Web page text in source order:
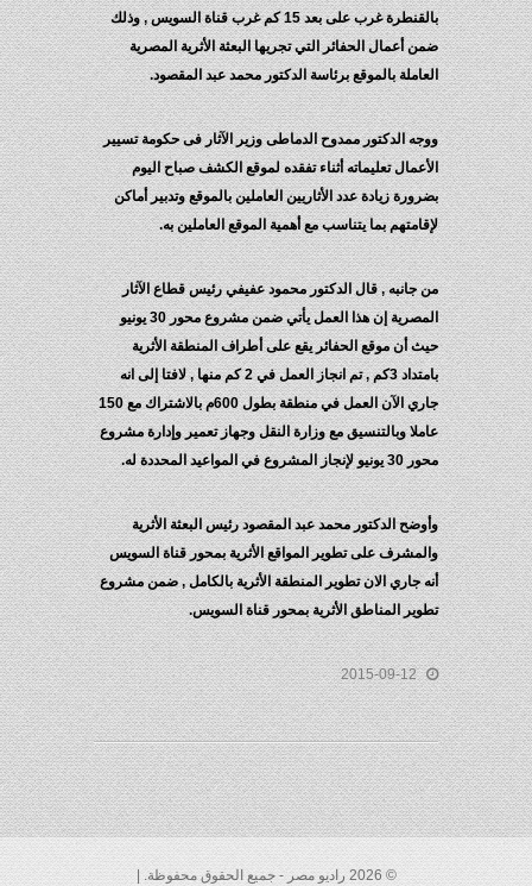
بالقنطرة غرب على بعد 15 كم غرب قناة السويس , وذلك
ضمن أعمال الحفائر التي تجريها البعثة الأثرية المصرية
العاملة بالموقع برئاسة الدكتور محمد عبد المقصود.
ووجه الدكتور ممدوح الدماطى وزير الآثار فى حكومة تسيير
الأعمال تعليماته أثناء تفقده لموقع الكشف صباح اليوم
بضرورة زيادة عدد الأثاريين العاملين بالموقع وتدبير أماكن
لإقامتهم بما يتناسب مع أهمية الموقع العاملين به.
من جانبه , قال الدكتور محمود عفيفي رئيس قطاع الآثار
المصرية إن هذا العمل يأتي ضمن مشروع محور 30 يونيو
حيث أن موقع الحفائر يقع على أطراف المنطقة الأثرية
بامتداد 3كم , تم انجاز العمل في 2 كم منها , لافتا إلى انه
جاري الآن العمل في منطقة بطول 600م بالاشتراك مع 150
عاملا وبالتنسيق مع وزارة النقل وجهاز تعمير وإدارة مشروع
محور 30 يونيو لإنجاز المشروع في المواعيد المحددة له.
وأوضح الدكتور محمد عبد المقصود رئيس البعثة الأثرية
والمشرف على تطوير المواقع الأثرية بمحور قناة السويس
أنه جاري الان تطوير المنطقة الأثرية بالكامل , ضمن مشروع
تطوير المناطق الأثرية بمحور قناة السويس.
2015-09-12
© 2026 راديو مصر - جميع الحقوق محفوظة. |